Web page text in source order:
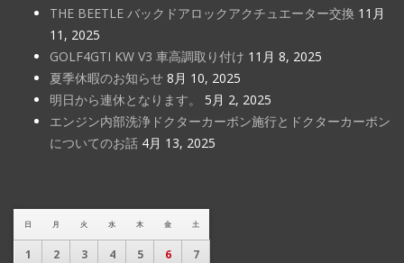
THE BEETLE バックドアロックアクチュエーター交換 11月
11, 2025
GOLF4GTI KW V3 車高調取り付け 11月 8, 2025
夏季休暇のお知らせ 8月 10, 2025
明日から連休となります。
5月 2, 2025
エンジン内部洗浄ドクターカーボン施行とドクターカーボン
についてのお話 4月 13, 2025
日 月 火 水 木 金 土
1 2 3 4 5 6
7